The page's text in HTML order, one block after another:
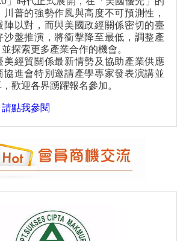
川普的強勢作風與高度不可預測性，
陣以對，而與美國政經關係密切的臺
沙盤推演，將衝擊降至最低，調整產
探索更多產業合作的機會。
經貿關係最新情勢及協助產業供應
協進會特別邀請產學專家發表演講並
歡迎各界踴躍報名參加。
請點我參閱